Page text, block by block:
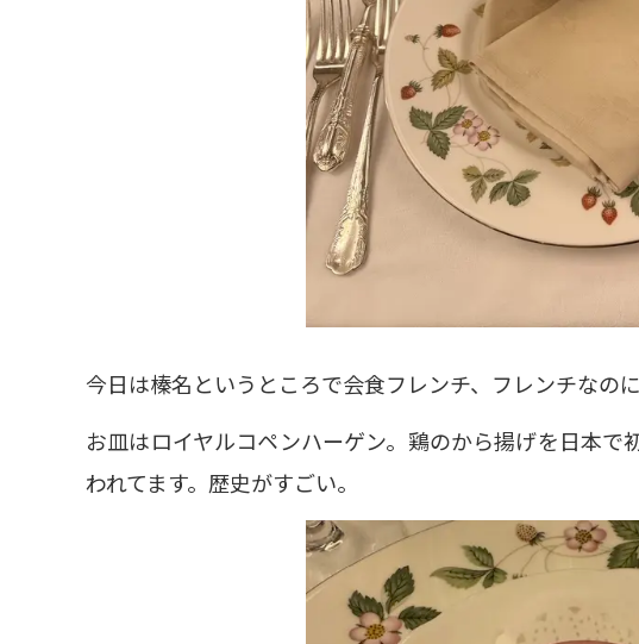
今日は榛名というところで会食フレンチ、フレンチなの
お皿はロイヤルコペンハーゲン。鶏のから揚げを日本
われてます。歴史がすごい。